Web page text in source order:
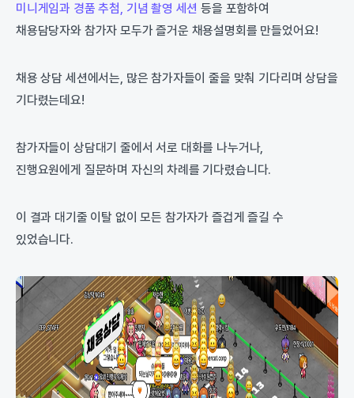
미니게임과 경품 추첨, 기념 촬영 세션 등을 포함하여
채용담당자와 참가자 모두가 즐거운 채용설명회를 만들었어요!
채용 상담 세션에서는, 많은 참가자들이 줄을 맞춰 기다리며 상담을
기다렸는데요!
참가자들이 상담대기 줄에서 서로 대화를 나누거나,
진행요원에게 질문하며 자신의 차례를 기다렸습니다.
이 결과 대기줄 이탈 없이 모든 참가자가 즐겁게 즐길 수
있었습니다.